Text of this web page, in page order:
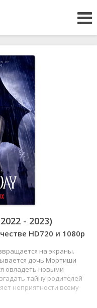
- 2023)
HD720 и 1080p
на экраны.
дочь Мортиши
овладеть новыми
тайну родителей
неприятности всему